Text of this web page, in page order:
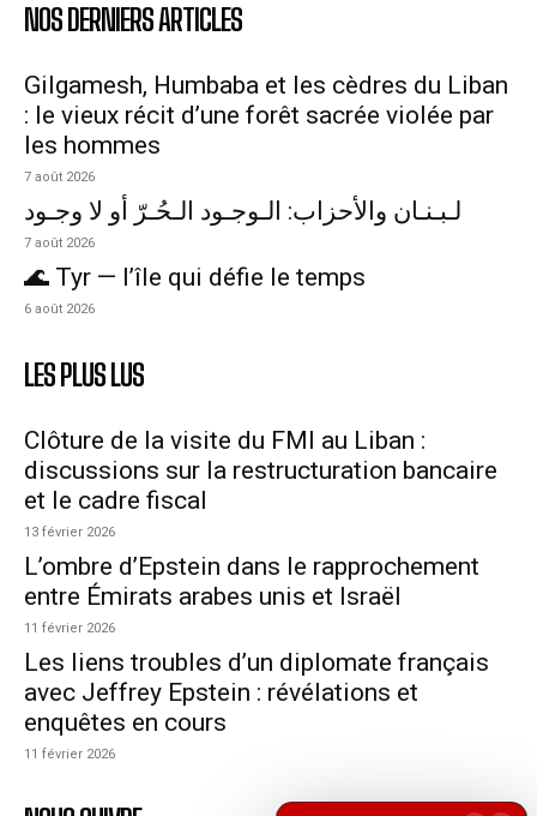
NOS DERNIERS ARTICLES
Gilgamesh, Humbaba et les cèdres du Liban
: le vieux récit d’une forêt sacrée violée par
les hommes
7 août 2026
لـبـنـان والأحزاب: الـوجـود الـحُـرّ أو لا وجـود
7 août 2026
🌊 Tyr — l’île qui défie le temps
6 août 2026
LES PLUS LUS
Clôture de la visite du FMI au Liban :
discussions sur la restructuration bancaire
et le cadre fiscal
13 février 2026
L’ombre d’Epstein dans le rapprochement
entre Émirats arabes unis et Israël
11 février 2026
Les liens troubles d’un diplomate français
avec Jeffrey Epstein : révélations et
enquêtes en cours
11 février 2026